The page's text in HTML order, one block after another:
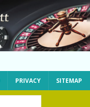
PRIVACY SITEMAP